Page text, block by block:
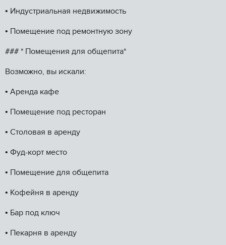
•⁠ ⁠Индустриальная недвижимость
•⁠ ⁠Помещение под ремонтную зону
### *️ Помещения для общепита*
Возможно, вы искали:
•⁠ ⁠Аренда кафе
•⁠ ⁠Помещение под ресторан
•⁠ ⁠Столовая в аренду
•⁠ ⁠Фуд-корт место
•⁠ ⁠Помещение для общепита
•⁠ ⁠Кофейня в аренду
•⁠ ⁠Бар под ключ
•⁠ ⁠Пекарня в аренду